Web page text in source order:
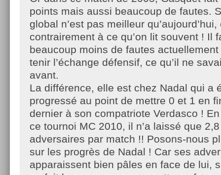
points mais aussi beaucoup de fautes.
global n’est pas meilleur qu’aujourd’hui,
contrairement à ce qu’on lit souvent ! Il
beaucoup moins de fautes
tenir l’échange défensif, ce qu’il ne
avant.
La différence, elle est chez Nadal qui a
progressé au point de mettre 0 et 1 en
dernier à son compatriote Verdasco !
ce tournoi MC 2010, il n’a laissé que
adversaires par match !! Posons-nous
sur les progrès de Nadal ! Car ses
apparaissent bien pâles en face de lui,